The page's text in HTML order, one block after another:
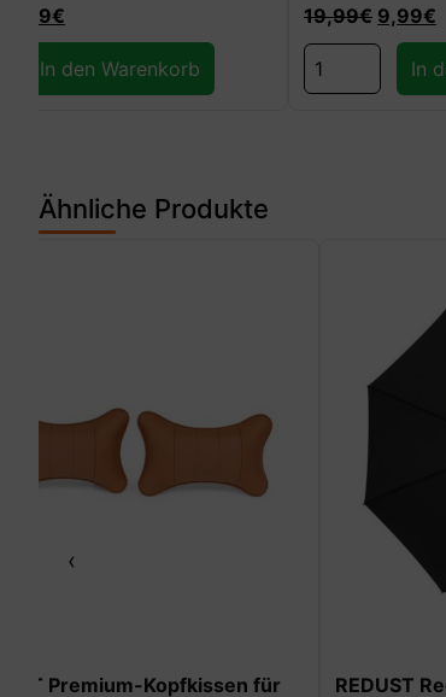
19,99
In den Warenkorb
Ähnliche Produkte
‹
REDUST Regenschirm